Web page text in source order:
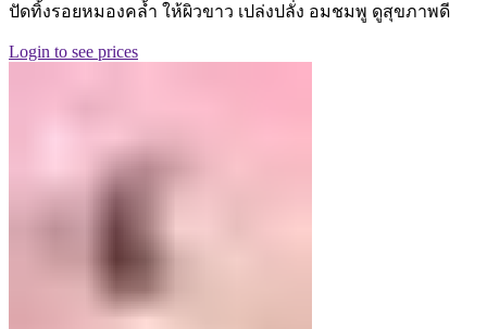
ปัดทิ้งรอยหมองคล้ำ ให้ผิวขาว เปล่งปลั่ง อมชมพู ดูสุขภาพดี
Login to see prices